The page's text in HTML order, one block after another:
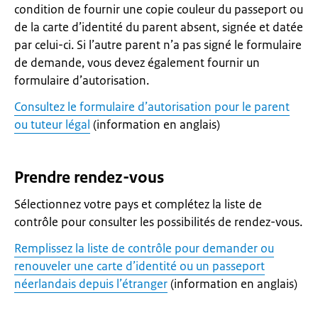
condition de fournir une copie couleur du passeport ou
de la carte d’identité du parent absent, signée et datée
par celui-ci. Si l’autre parent n’a pas signé le formulaire
de demande, vous devez également fournir un
formulaire d’autorisation.
Consultez le formulaire d’autorisation pour le parent
ou tuteur légal (information en anglais)
Prendre rendez-vous
Sélectionnez votre pays et complétez la liste de
contrôle pour consulter les possibilités de rendez-vous.
Remplissez la liste de contrôle pour demander ou
renouveler une carte d’identité ou un passeport
néerlandais depuis l’étranger(information en anglais)